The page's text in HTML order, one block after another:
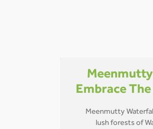
Embrace
Meenmutty
lush forests of